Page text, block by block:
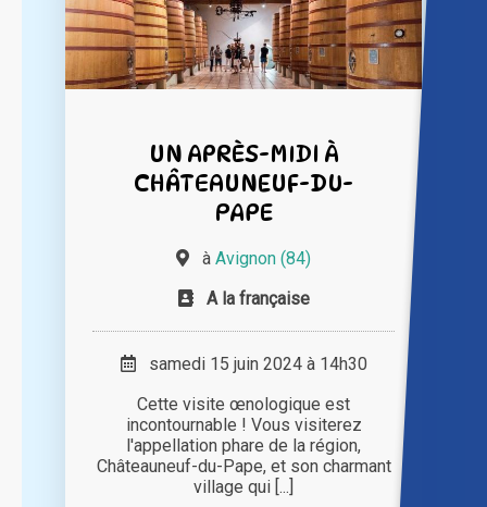
UN APRÈS-MIDI À
CHÂTEAUNEUF-DU-
PAPE
à Avignon (84)
A la française
samedi 15 juin 2024 à 14h30
Cette visite œnologique est
incontournable ! Vous visiterez
l'appellation phare de la région,
Châteauneuf-du-Pape, et son charmant
village qui [...]